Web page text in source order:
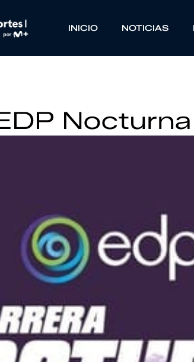
INICIO NOTICIAS